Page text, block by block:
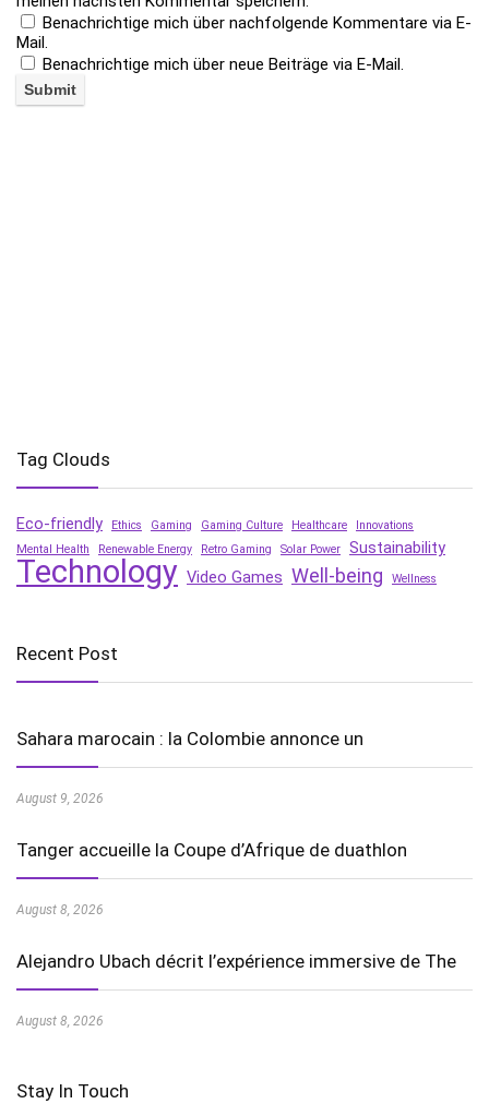
Benachrichtige mich über nachfolgende Kommentare via E-
Mail.
Benachrichtige mich über neue Beiträge via E-Mail.
Tag Clouds
Eco-friendly Ethics Gaming Gaming Culture Healthcare
Innovations
Mental Health
Renewable Energy Retro Gaming Solar Power Sustainability
Technology Video Games Well-being Wellness
Recent Post
Sahara marocain : la Colombie annonce un
August 9, 2026
Tanger accueille la Coupe d’Afrique de duathlon
August 8, 2026
Alejandro Ubach décrit l’expérience immersive de The
August 8, 2026
Stay In Touch